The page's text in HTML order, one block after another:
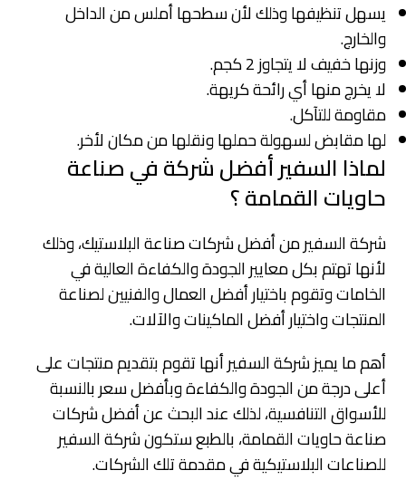
يسهل تنظيفها وذلك لأن سطحها أملس من الداخل
والخارج.
وزنها خفيف لا يتجاوز 2 كجم.
لا يخرج منها أي رائحة كريهة.
مقاومة للتآكل.
لها مقابض لسهولة حملها ونقلها من مكان لأخر.
لماذا السفير أفضل شركة في صناعة
حاويات القمامة ؟
شركة السفير من أفضل شركات صناعة البلاستيك، وذلك
لأنها تهتم بكل معايير الجودة والكفاءة العالية في
الخامات وتقوم باختيار أفضل العمال والفنيين لصناعة
المنتجات واختيار أفضل الماكينات والآلات.
أهم ما يميز شركة السفير أنها تقوم بتقديم منتجات على
أعلى درجة من الجودة والكفاءة وبأفضل سعر بالنسبة
للأسواق التنافسية،لذلكعند البحث عن أفضل شركات
صناعة حاويات القمامة، بالطبع ستكون شركة السفير
للصناعات البلاستيكية في مقدمة تلك الشركات.